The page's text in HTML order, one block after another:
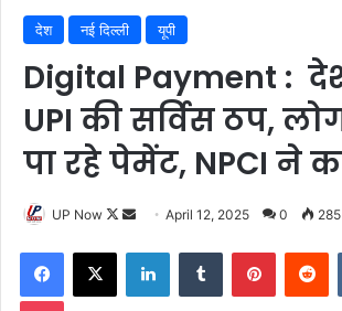
देश नई दिल्ली यूपी
Digital Payment :
UPI की सर्विस ठप,
पा रहे पेमेंट, NPCI ने
UP Now
Follow
Send
email
April 12, 2025 0 285
Facebook
X LinkedInTumblr Pinterest
Pocket